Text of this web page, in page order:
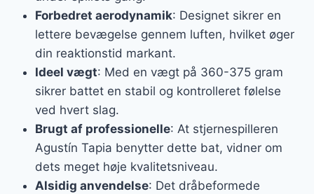
Forbedret aerodynamik: Designet sikrer en
lettere bevægelse gennem luften, hvilket øger
din reaktionstid markant.
Ideel vægt: Med en vægt på 360-375 gram
sikrer battet en stabil og kontrolleret følelse
ved hvert slag.
Brugt af professionelle: At stjernespilleren
Agustín Tapia benytter dette bat, vidner om
dets meget høje kvalitetsniveau.
Alsidig anvendelse: Det dråbeformede